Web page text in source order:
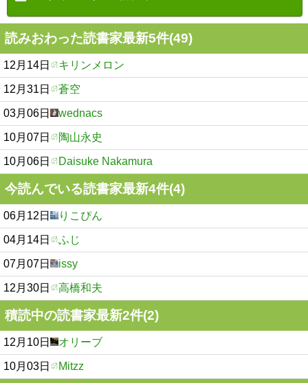
読みおわった読書家最新5件(49)
12月14日 キリンメロン
12月31日 蒼空
03月06日 wednacs
10月07日 陶山永史
10月06日 Daisuke Nakamura
今読んでいる読書家最新4件(4)
06月12日 りこぴん
04月14日 ふじ
07月07日 issy
12月30日 高橋和夫
積読中の読書家最新2件(2)
12月10日 オリーブ
10月03日 Mitzz